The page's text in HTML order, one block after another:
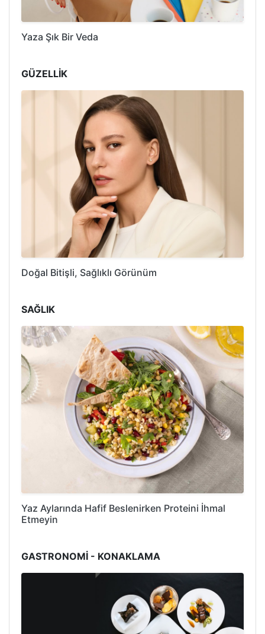
Yaza Şık Bir Veda
GÜZELLİK
Doğal Bitişli, Sağlıklı Görünüm
SAĞLIK
Yaz Aylarında Hafif Beslenirken Proteini İhmal
Etmeyin
GASTRONOMİ - KONAKLAMA